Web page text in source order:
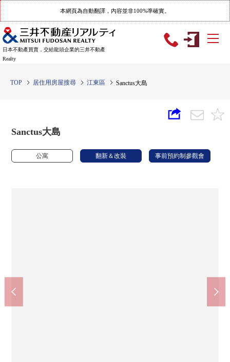
本網頁為自動翻譯，內容並非100%準確實。
日本不動產買賣，交給龍頭企業的三井不動產
Realty
TOP 居住用房屋搜尋 江東區 Sanctus大島
Sanctus大島
公寓 翻新＆改裝 事前預約制參觀會